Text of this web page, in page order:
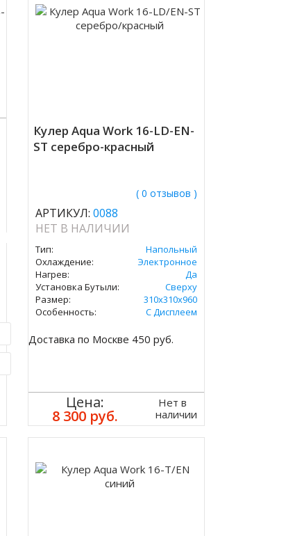
Кулер Aqua Work 16-LD-EN-
ST серебро-красный
( 0 отзывов )
АРТИКУЛ: 0088
НЕТ В НАЛИЧИИ
Тип:
Напольный
Охлаждение:
Электронное
Нагрев:
Да
Установка Бутыли:
Сверху
Размер:
310х310х960
Особенность:
С Дисплеем
Доставка по Москве 450 руб.
Цена:
8 300 руб.
Нет в
наличии